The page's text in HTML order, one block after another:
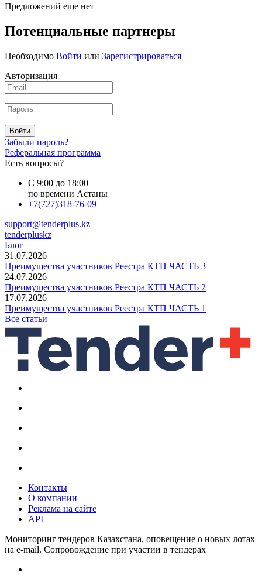
Предложений еще нет
Потенциальные партнеры
Необходимо Войти или Зарегистрироваться
Авторизация
Войти
Забыли пароль?
Реферальная программа
Есть вопросы?
С 9:00 до 18:00
по времени Астаны
+7(727)318-76-09
support@tenderplus.kz
tenderpluskz
Блог
31.07.2026
Преимущества участников Реестра КТП ЧАСТЬ 3
24.07.2026
Преимущества участников Реестра КТП ЧАСТЬ 2
17.07.2026
Преимущества участников Реестра КТП ЧАСТЬ 1
Все статьи
Контакты
О компании
Реклама на сайте
API
Мониторинг тендеров Казахстана, оповещение о новых лотах
на e-mail. Сопровождение при участии в тендерах